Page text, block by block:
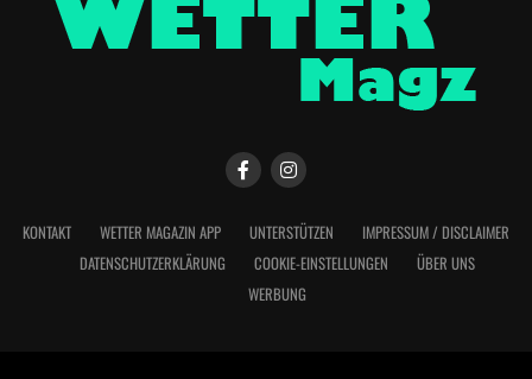
KONTAKT WETTER MAGAZIN APP UNTERSTÜTZEN
IMPRESSUM / DISCLAIMER
DATENSCHUTZERKLÄRUNG
COOKIE-EINSTELLUNGEN
ÜBER UNS
WERBUNG